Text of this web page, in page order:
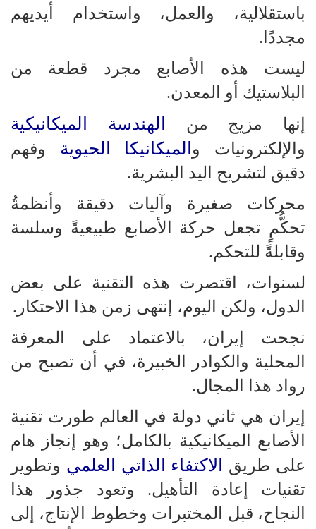
باستقلالية، والعمل، واستخدام أيديهم
مجددًا.
ليست هذه الأصابع مجرد قطعة من
البلاستيك أو المعدن.
إنها مزيج من
الهندسة الميكانيكية
والإلكترونيات و الميكانيكا الحيوية وفهم
دقيق لتشريح اليد البشرية.
محركات صغيرة وآليات دقيقة وأنظمةُ
تحكُّمٍ تجعل حركة الأصابع طبيعيةً وسلسة
وقابلةً للتحكم.
لسنوات، اقتصرت هذه التقنية على بعض
الدول، ولكن اليوم، إنتهى زمن هذا الاحتكار.
نجحت إيران، بالاعتماد على المعرفة
المحلية والكوادر الخبيرة، في أن تصبح من
رواد هذا المجال.
إيران هي ثاني دولة في العالم طورت تقنية
الأصابع الميكانيكية بالكامل؛ وهو إنجاز هام
على طريق
الاكتفاء الذاتي العلمي وتطوير
تقنيات إعادة التأهيل. وتعود جذور هذا
النجاح، قبل المختبرات وخطوط الإنتاج، إلى